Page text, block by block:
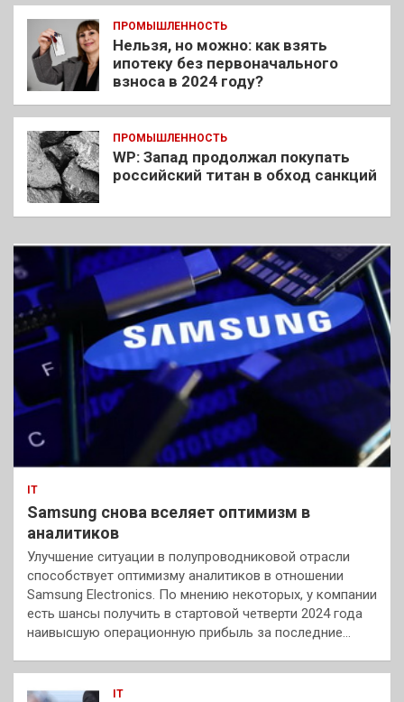
ПРОМЫШЛЕННОСТЬ
Нельзя, но можно: как взять
ипотеку без первоначального
взноса в 2024 году?
ПРОМЫШЛЕННОСТЬ
WP: Запад продолжал покупать
российский титан в обход санкций
IT
Samsung снова вселяет оптимизм в
аналитиков
Улучшение ситуации в полупроводниковой отрасли
способствует оптимизму аналитиков в отношении
Samsung Electronics. По мнению некоторых, у компании
есть шансы получить в стартовой четверти 2024 года
наивысшую операционную прибыль за последние…
IT